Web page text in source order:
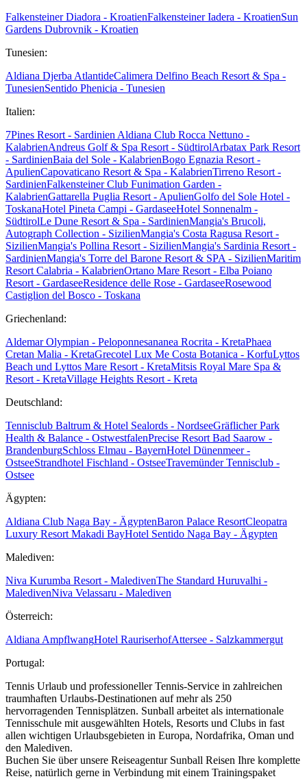
Falkensteiner Diadora - KroatienFalkensteiner Iadera - KroatienSun
Gardens Dubrovnik - Kroatien
Tunesien:
Aldiana Djerba AtlantideCalimera Delfino Beach Resort & Spa -
TunesienSentido Phenicia - Tunesien
Italien:
7Pines Resort - Sardinien Aldiana Club Rocca Nettuno -
KalabrienAndreus Golf & Spa Resort - SüdtirolArbatax Park Resort
- SardinienBaia del Sole - KalabrienBogo Egnazia Resort -
ApulienCapovaticano Resort & Spa - KalabrienTirreno Resort -
SardinienFalkensteiner Club Funimation Garden -
KalabrienGattarella Puglia Resort - ApulienGolfo del Sole Hotel -
ToskanaHotel Pineta Campi - GardaseeHotel Sonnenalm -
SüdtirolLe Dune Resort & Spa - SardinienMangia's Brucoli,
Autograph Collection - SizilienMangia's Costa Ragusa Resort -
SizilienMangia's Pollina Resort - SizilienMangia's Sardinia Resort -
SardinienMangia's Torre del Barone Resort & SPA - SizilienMaritim
Resort Calabria - KalabrienOrtano Mare Resort - Elba Poiano
Resort - GardaseeResidence delle Rose - GardaseeRosewood
Castiglion del Bosco - Toskana
Griechenland:
Aldemar Olympian - Peloponnesananea Rocrita - KretaPhaea
Cretan Malia - KretaGrecotel Lux Me Costa Botanica - KorfuLyttos
Beach und Lyttos Mare Resort - KretaMitsis Royal Mare Spa &
Resort - KretaVillage Heights Resort - Kreta
Deutschland:
Tennisclub Baltrum & Hotel Sealords - NordseeGräflicher Park
Health & Balance - OstwestfalenPrecise Resort Bad Saarow -
BrandenburgSchloss Elmau - BayernHotel Dünenmeer -
OstseeStrandhotel Fischland - OstseeTravemünder Tennisclub -
Ostsee
Ägypten:
Aldiana Club Naga Bay - ÄgyptenBaron Palace ResortCleopatra
Luxury Resort Makadi BayHotel Sentido Naga Bay - Ägypten
Malediven:
Niva Kurumba Resort - MaledivenThe Standard Huruvalhi -
MaledivenNiva Velassaru - Malediven
Österreich:
Aldiana AmpflwangHotel RauriserhofAttersee - Salzkammergut
Portugal:
Tennis Urlaub und professioneller Tennis-Service in zahlreichen
traumhaften Urlaubs-Destinationen auf mehr als 250
hervorragenden Tennisplätzen. Sunball arbeitet als internationale
Tennisschule mit ausgewählten Hotels, Resorts und Clubs in fast
allen wichtigen Urlaubsgebieten in Europa, Nordafrika, Oman und
den Malediven.
Buchen Sie über unsere Reiseagentur Sunball Reisen Ihre komplette
Reise, natürlich gerne in Verbindung mit einem Trainingspaket